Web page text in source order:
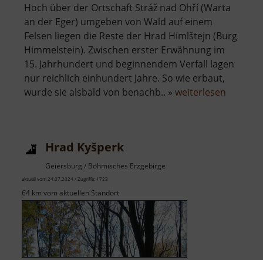
Hoch über der Ortschaft Stráž nad Ohří (Warta
an der Eger) umgeben von Wald auf einem
Felsen liegen die Reste der Hrad Himlštejn (Burg
Himmelstein). Zwischen erster Erwähnung im
15. Jahrhundert und beginnendem Verfall lagen
nur reichlich einhundert Jahre. So wie erbaut,
wurde sie alsbald von benachb.. » weiterlesen
Hrad Kyšperk
Geiersburg / Böhmisches Erzgebirge
aktuell vom 24.07.2024 / Zugriffe: 1723
64 km vom aktuellen Standort